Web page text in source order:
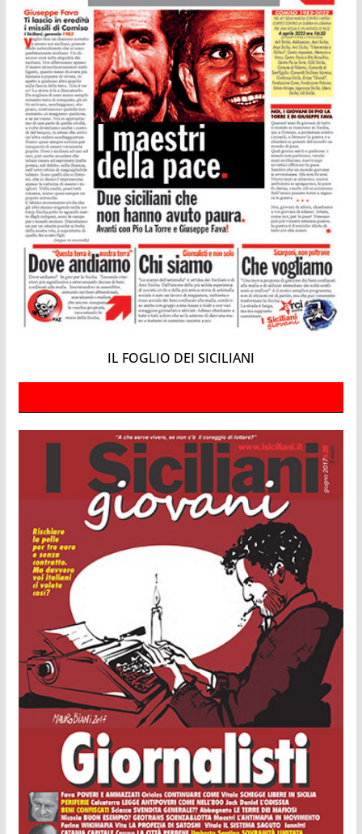
IL FOGLIO DEI SICILIANI